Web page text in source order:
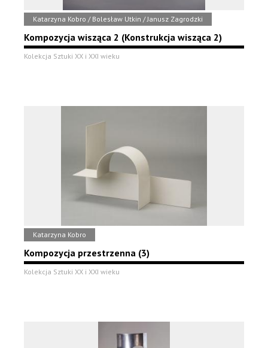
Katarzyna Kobro / Bolesław Utkin / Janusz Zagrodzki
Kompozycja wisząca 2 (Konstrukcja wisząca 2)
Kolekcja Sztuki XX i XXI wieku
Katarzyna Kobro
Kompozycja przestrzenna (3)
Kolekcja Sztuki XX i XXI wieku